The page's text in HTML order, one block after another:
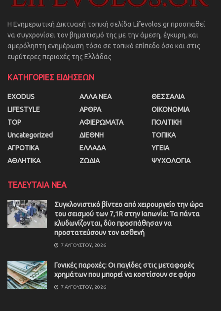
Η Ενημερωτική Δικτυακή τοπική σελίδα Lifevolos.gr προσπαθεί
να συγχρονίσει τον βηματισμό της με την άμεση, έγκυρη, και
αμερόληπτη ενημέρωση τόσο σε τοπικό επίπεδο όσο και στις
ευρύτερες περιοχές της Ελλάδας
ΚΑΤΗΓΟΡΙΕΣ ΕΙΔΗΣΕΩΝ
EXODUS
LIFESTYLE
TOP
Uncategorized
ΑΓΡΟΤΙΚΑ
ΑΘΛΗΤΙΚΑ
ΑΛΛΑ ΝΕΑ
ΑΡΘΡΑ
ΑΦΙΕΡΩΜΑΤΑ
ΔΙΕΘΝΗ
ΕΛΛΑΔΑ
ΖΩΔΙΑ
ΘΕΣΣΑΛΙΑ
ΟΙΚΟΝΟΜΙΑ
ΠΟΛΙΤΙΚΗ
ΤΟΠΙΚΑ
ΥΓΕΙΑ
ΨΥΧΟΛΟΓΙΑ
ΤΕΛΕΥΤΑΙΑ ΝΕΑ
Συγκλονιστικό βίντεο από χειρουργείο την ώρα
του σεισμού των 7,1R στην Ιαπωνία: Τα πάντα
κλυδωνίζονται, δύο προσπάθησαν να
προστατεύσουν τον ασθενή
7 ΑΥΓΟΎΣΤΟΥ, 2026
Γονικές παροχές: Οι παγίδες στις μεταφορές
χρημάτων που μπορεί να κοστίσουν σε φόρο
7 ΑΥΓΟΎΣΤΟΥ, 2026